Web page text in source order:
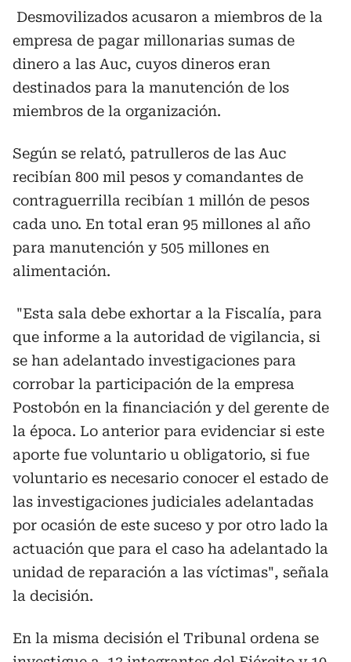
Desmovilizados acusaron a miembros de la
empresa de pagar millonarias sumas de
dinero a las Auc, cuyos dineros eran
destinados para la manutención de los
miembros de la organización.
Según se relató, patrulleros de las Auc
recibían 800 mil pesos y comandantes de
contraguerrilla recibían 1 millón de pesos
cada uno. En total eran 95 millones al año
para manutención y 505 millones en
alimentación.
"Esta sala debe exhortar a la Fiscalía, para
que informe a la autoridad de vigilancia, si
se han adelantado investigaciones para
corrobar la participación de la empresa
Postobón en la financiación y del gerente de
la época. Lo anterior para evidenciar si este
aporte fue voluntario u obligatorio, si fue
voluntario es necesario conocer el estado de
las investigaciones judiciales adelantadas
por ocasión de este suceso y por otro lado la
actuación que para el caso ha adelantado la
unidad de reparación a las víctimas", señala
la decisión.
En la misma decisión el Tribunal ordena se